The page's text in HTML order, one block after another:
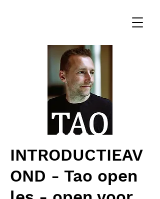
INTRODUCTIEAV
OND - Tao open